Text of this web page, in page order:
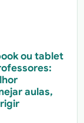
ou tablet
aulas,